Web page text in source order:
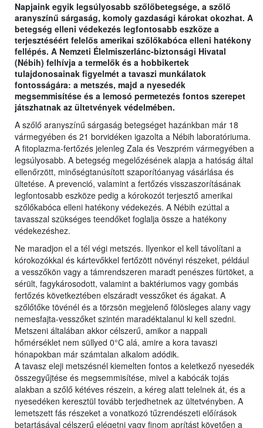
Napjaink egyik legsúlyosabb szőlőbetegsége, a szőlő
aranyszínű sárgaság, komoly gazdasági károkat okozhat. A
betegség elleni védekezés legfontosabb eszköze a
terjesztéséért felelős amerikai szőlőkabóca elleni hatékony
fellépés. A Nemzeti Élelmiszerlánc-biztonsági Hivatal
(Nébih) felhívja a termelők és a hobbikertek
tulajdonosainak figyelmét a tavaszi munkálatok
fontosságára: a metszés, majd a nyesedék
megsemmisítése és a lemosó permetezés fontos szerepet
játszhatnak az ültetvények védelmében.
A szőlő aranyszínű sárgaság betegséget hazánkban már 18
vármegyében és 21 borvidéken igazolta a Nébih laboratóriuma.
A fitoplazma-fertőzés jelenleg Zala és Veszprém vármegyében a
legsúlyosabb. A betegség megelőzésének alapja a hatóság által
ellenőrzött, minőségtanúsított szaporítóanyag vásárlása és
ültetése. A prevenció, valamint a fertőzés visszaszorításának
legfontosabb eszköze pedig a kórokozót terjesztő amerikai
szőlőkabóca elleni hatékony védekezés. A Nébih ezúttal a
tavasszal szükséges teendőket foglalja össze a hatékony
védekezéshez.
Ne maradjon el a tél végi metszés. Ilyenkor el kell távolítani a
kórokozókkal és kártevőkkel fertőzött növényi részeket, például
a vesszőkön vagy a támrendszeren maradt penészes fürtöket, a
sérült, fagykárosodott, valamint a baktériumos vagy gombás
fertőzés következtében elszáradt vesszőket és ágakat. A
szőlőtőke tövénél és a törzsön megjelenő fölösleges alany vagy
nemesfajta-vesszőket szintén maradéktalanul ki kell szedni.
Metszeni általában akkor célszerű, amikor a nappali
hőmérséklet nem süllyed 0°C alá, amire a kora tavaszi
hónapokban már számtalan alkalom adódik.
A tavasz eleji metszésnél kiemelten fontos a keletkező nyesedék
összegyűjtése és megsemmisítése, mivel a kabócák tojás
alakban a szőlő kétéves részein, a kéreg alatt telelnek át, és a
nyesedéken keresztül tovább terjedhetnek az ültetvényben. A
lemetszett fás részeket a vonatkozó tűzrendészeti előírások
betartásával célszerű elégetni vagy finom aprítást követően a